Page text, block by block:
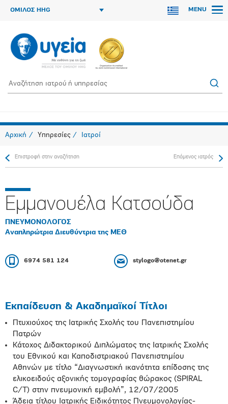
ΟΜΙΛΟΣ HHG MENU
Αρχική Υπηρεσίες Ιατροί
Επιστροφή στην αναζήτηση Επόμενος ιατρός
Εμμανουέλα Κατσούδα
ΠΝΕΥΜΟΝΟΛΟΓΟΣ
Αναπληρώτρια Διευθύντρια της ΜΕΘ
6974 581 124 stylogo@otenet.gr
Εκπαίδευση & Ακαδημαϊκοί Τίτλοι
Πτυχιούχος της Ιατρικής Σχολής του Πανεπιστημίου
Πατρών
Κάτοχος Διδακτορικού Διπλώματος της Ιατρικής Σχολής
του Εθνικού και Καποδιστριακού Πανεπιστημίου
Αθηνών με τίτλο “Διαγνωστική ικανότητα επίδοσης της
ελικοειδούς αξονικής τομογραφίας θώρακος (SPIRAL
C/T) στην πνευμονική εμβολή”, 12/07/2005
Άδεια τίτλου Ιατρικής Ειδικότητος Πνευμονολογίας-